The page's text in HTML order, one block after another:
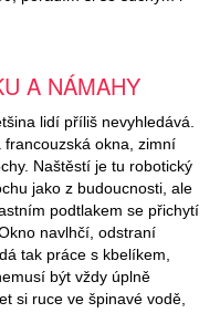
A NÁMAHY
lidí příliš nevyhledává.
okna, zimní
Naštěstí je tu robotický
jako z budoucnosti, ale
podtlakem se přichytí
navlhčí, odstraní
tak práce s kbelíkem,
být vždy úplně
si ruce ve špinavé vodě,